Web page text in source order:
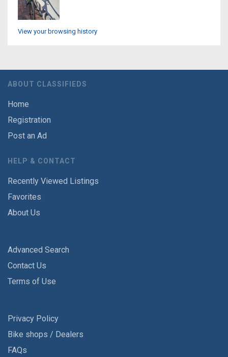
View your browsing history
ABOUT CLASSIFIEDS
Home
Registration
Post an Ad
HELP & CONTACT
Recently Viewed Listings
Favorites
About Us
Advanced Search
Contact Us
Terms of Use
Privacy Policy
Bike shops / Dealers
FAQs